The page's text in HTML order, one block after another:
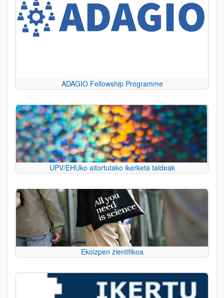
ADAGIO Fellowship Programme
UPV/EHUko aitortutako ikerketa taldeak
Ekoizpen zientifikoa